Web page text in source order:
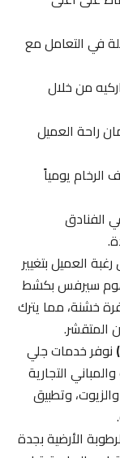
التعامل مع
من خلال
العميل
يومياً
العميل بتغيير
سيرفس بكشط
خشنة، مما يترك
خدمات جلي
التجارية
وتطبيق
الأرضية بجدة